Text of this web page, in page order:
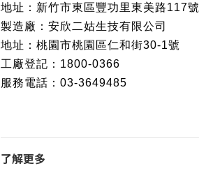
地址：新竹市東區豐功里東美路117號
製造廠：安欣二姑生技有限公司
地址：桃園市桃園區仁和街30-1號
工廠登記：1800-0366
服務電話：03-3649485
了解更多